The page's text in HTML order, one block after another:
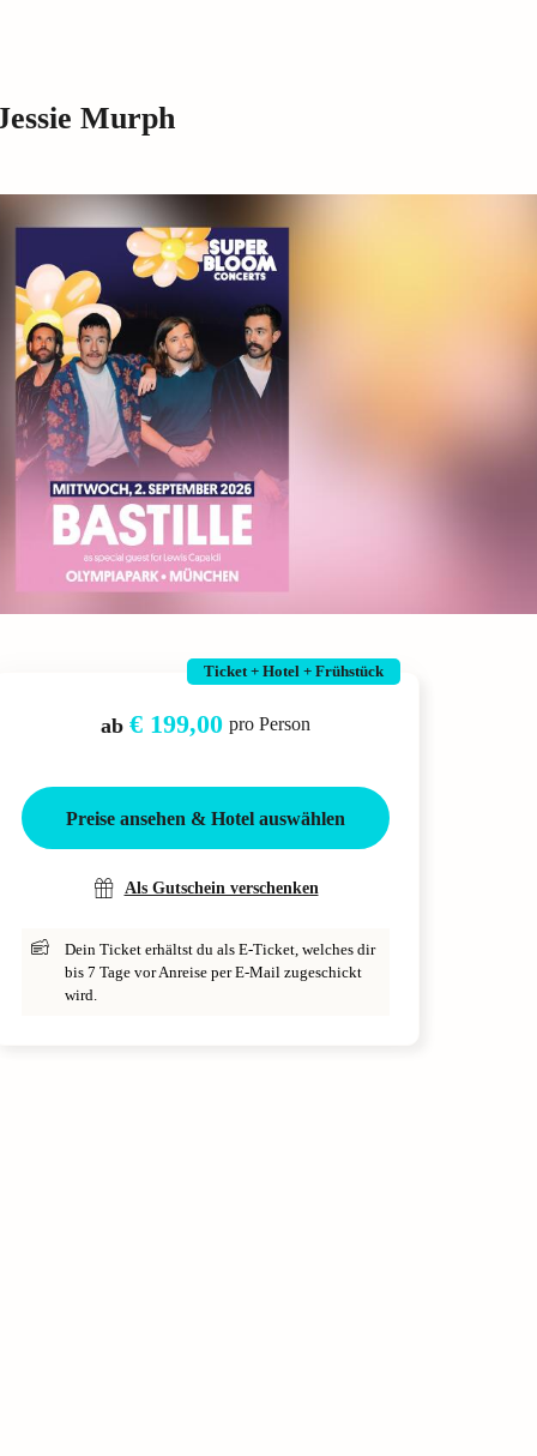
Murph
Ticket + Hotel + Frühstück
ab € 199,00 pro Person
Preise ansehen & Hotel auswählen
Als Gutschein verschenken
Dein Ticket erhältst du als E-Ticket, welches dir
bis 7 Tage vor Anreise per E-Mail zugeschickt
wird.